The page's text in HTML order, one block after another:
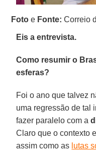
Foto e Fonte: Correio
Eis a entrevista.
Como resumir o
esferas?
Foi o ano que talvez
uma regressão de tal
fazer paralelo com a
Claro que o contexto
assim como as lutas